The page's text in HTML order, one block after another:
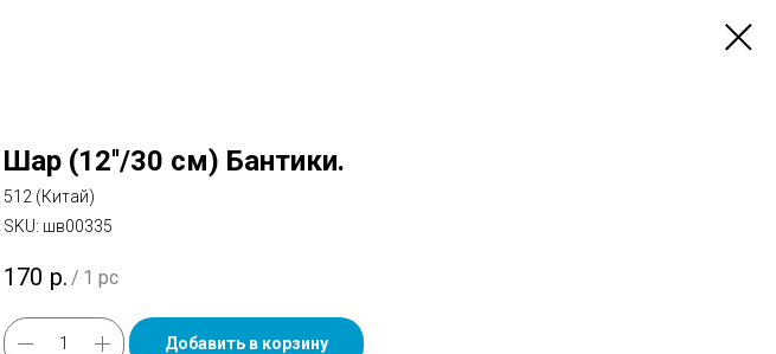
Шар (12''/30 см) Бантики.
512 (Китай)
SKU: шв00335
170 р. / 1 pc
Добавить в корзину